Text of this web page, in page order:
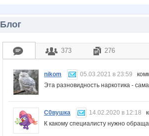
Блог
373 276
nikom 05.03.2021 в 23:59
Эта разновидность наркотика -
С0вушка 14.02.2020 в 12:18
К какому специалисту нужно